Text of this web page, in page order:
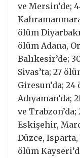
ve Mersin’de;
ölüm
ölüm Adana,
Balıkesir’de;
Sivas’ta; 27
Giresun’da;
Adıyaman’da;
ve
Eskişehir,
Düzce, Isparta,
ölüm